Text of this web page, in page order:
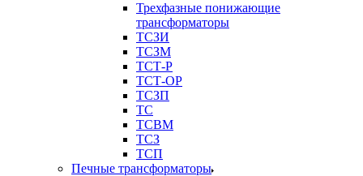
Трехфазные понижающие
трансформаторы
ТСЗИ
ТСЗМ
ТСТ-Р
ТСТ-ОР
ТСЗП
ТС
ТСВМ
ТСЗ
ТСП
Печные трансформаторы